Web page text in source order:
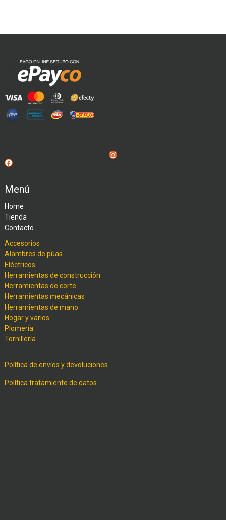
Instagram
Facebook
Menú
Home
Tienda
Contacto
Accesorios
Alambres de púas
Eléctricos
Herramientas de construcción
Herramientas de corte
Herramientas mecánicas
Herramientas de mano
Hogar y varios
Plomería
Tornillería
Política de envíos y devoluciones
Política tratamiento de datos